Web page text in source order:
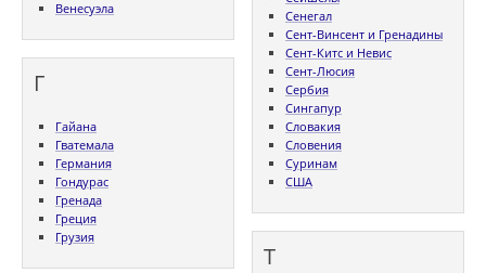
Венесуэла
Г
Гайана
Гватемала
Германия
Гондурас
Гренада
Греция
Грузия
Сенегал
Сент-Винсент и Гренадины
Сент-Китс и Невис
Сент-Люсия
Сербия
Сингапур
Словакия
Словения
Суринам
США
Т